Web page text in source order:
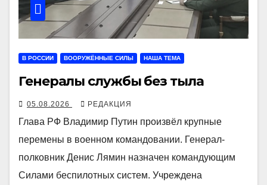
В РОССИИ ВООРУЖЁННЫЕ СИЛЫ НАША ТЕМА
Генералы службы без тыла
05.08.2026 РЕДАКЦИЯ
Глава РФ Владимир Путин произвёл крупные
перемены в военном командовании. Генерал-
полковник Денис Лямин назначен командующим
Силами беспилотных систем. Учреждена